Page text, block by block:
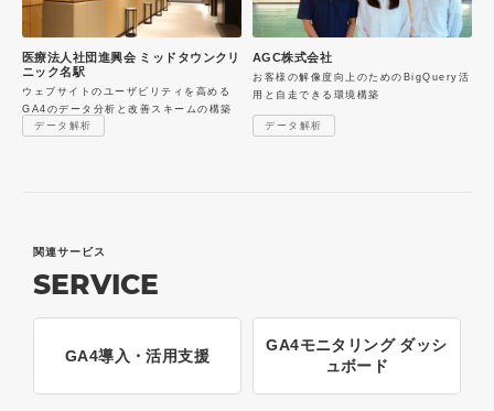
医療法人社団進興会 ミッドタウンクリ
ニック名駅
ウェブサイトのユーザビリティを高める
GA4のデータ分析と改善スキームの構築
データ解析
AGC株式会社
お客様の解像度向上のためのBigQuery活
用と自走できる環境構築
データ解析
関連サービス
SERVICE
GA4導入・活用支援
GA4モニタリング ダッシ
ュボード